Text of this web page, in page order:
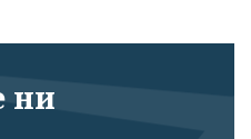
ни